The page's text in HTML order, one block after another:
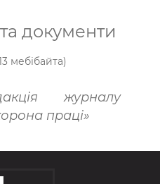
документи
мебібайта)
журналу
праці»